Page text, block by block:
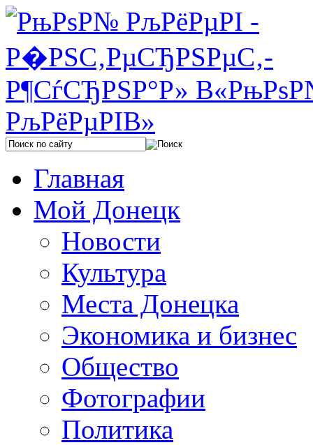
Главная
Мой Донецк
Новости
Культура
Места Донецка
Экономика и бизнес
Общество
Фотографии
Политика